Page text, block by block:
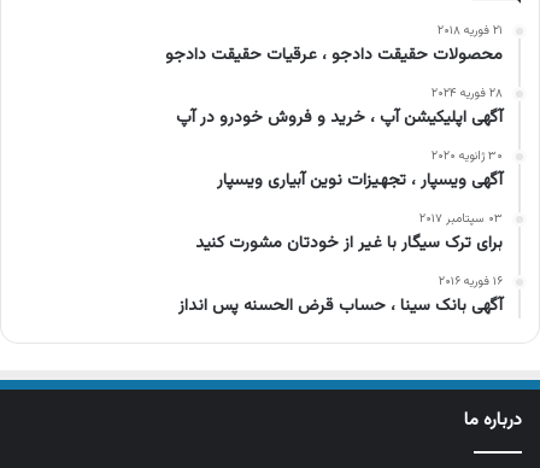
۲۱ فوریه ۲۰۱۸
محصولات حقیقت دادجو ، عرقیات حقیقت دادجو
۲۸ فوریه ۲۰۲۴
آگهی اپلیکیشن آپ ، خرید و فروش خودرو در آپ
۳۰ ژانویه ۲۰۲۰
آگهی ویسپار ، تجهیزات نوین آبیاری ویسپار
۰۳ سپتامبر ۲۰۱۷
برای ترک سیگار با غیر از خودتان مشورت کنید
۱۶ فوریه ۲۰۱۶
آگهی بانک سینا ، حساب قرض الحسنه پس انداز
درباره ما